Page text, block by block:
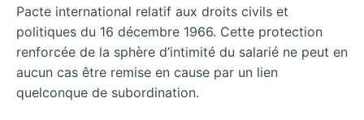
Pacte international relatif aux droits civils et
politiques du 16 décembre 1966. Cette protection
renforcée de la sphère d’intimité du salarié ne peut en
aucun cas être remise en cause par un lien
quelconque de subordination.